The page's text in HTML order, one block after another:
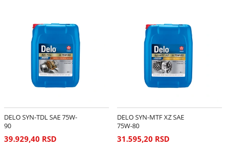
DELO SYN-TDL SAE 75W-
90
39.929,40 RSD
DELO SYN-MTF XZ SAE
75W-80
31.595,20 RSD